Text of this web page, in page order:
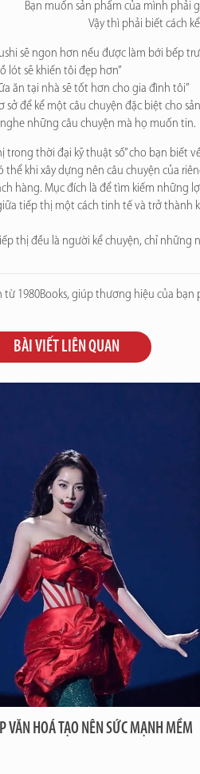
Bạn muốn sản phẩm của mình phải
Vậy thì phải biết cách
sẽ ngon hơn nếu được làm bới bếp
lót sẽ khiến tôi đẹp hơn”
ăn tại nhà sẽ tốt hơn cho gia đình tôi”
sở để kể một câu chuyện đặc biệt cho
những câu chuyện mà họ muốn tin.
trong thời đại kỹ thuật số” cho bạn biết
thể khi xây dựng nên câu chuyện của
hàng. Mục đích là để tìm kiếm những
tiếp thị một cách tinh tế và trở thành
thị đều là người kể chuyện, chỉ những
1980Books, giúp thương hiệu của bạn
BÀI VIẾT LIÊN QUAN
VĂN HOÁ TẠO NÊN SỨC MẠNH MỀM